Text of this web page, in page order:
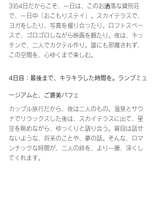
3泊4日だからこそ、一日は、このお洒落な貸別荘
で、一日中「おこもりステイ」。スカイテラスで、
ヨガをしたり、写真を撮り合ったり。ロフトスペー
スで、ゴロゴロしながら映画を観たり。夜は、キッ
チンで、二人でカクテル作り。誰にも邪魔されず、
この空間を、心ゆくまで楽しむ。
4日目：最後まで、キラキラした時間を。ランプミュ
ージアムと、ご褒美パフェ
カップル旅行だから、夜は二人のもの。温泉とサウ
ナでリラックスした後は、スカイテラスに出て、星
空を眺めながら、ゆっくりと語り合う。普段は話せ
ないような、将来のことや、夢の話。そんな、ロマ
ンチックな時間が、二人の絆を、より一層、深くし
てくれます。